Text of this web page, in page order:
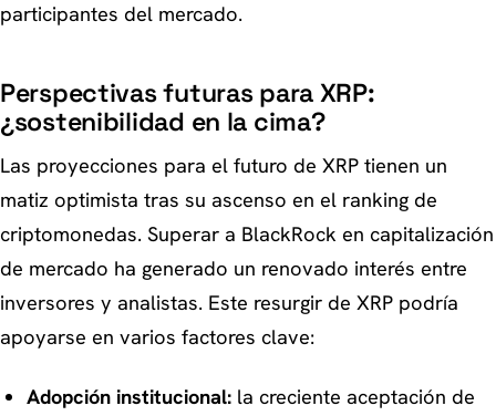
participantes del mercado.
Perspectivas futuras para XRP:
¿sostenibilidad en la cima?
Las proyecciones para el futuro de XRP tienen un
matiz optimista tras su ascenso en el ranking de
criptomonedas. Superar a BlackRock en capitalización
de mercado ha generado un renovado interés entre
inversores y analistas. Este resurgir de XRP podría
apoyarse en varios factores clave:
Adopción institucional:la creciente aceptación de